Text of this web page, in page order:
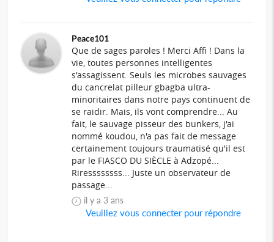
Peace101
Que de sages paroles ! Merci Affi ! Dans la
vie, toutes personnes intelligentes
s'assagissent. Seuls les microbes sauvages
du cancrelat pilleur gbagba ultra-
minoritaires dans notre pays continuent de
se raidir. Mais, ils vont comprendre... Au
fait, le sauvage pisseur des bunkers, j'ai
nommé koudou, n'a pas fait de message
certainement toujours traumatisé qu'il est
par le FIASCO DU SIÈCLE à Adzopé...
Riressssssss... Juste un observateur de
passage...
il y a 3 ans
Veuillez vous connecter pour répondre